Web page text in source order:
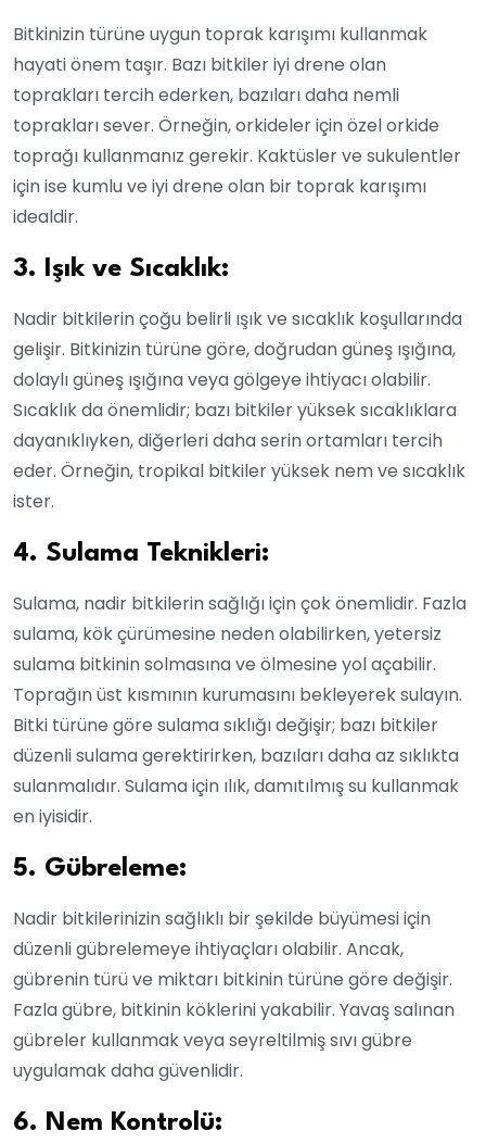
Bitkinizin türüne uygun toprak karışımı kullanmak
hayati önem taşır. Bazı bitkiler iyi drene olan
toprakları tercih ederken, bazıları daha nemli
toprakları sever. Örneğin, orkideler için özel orkide
toprağı kullanmanız gerekir. Kaktüsler ve sukulentler
için ise kumlu ve iyi drene olan bir toprak karışımı
idealdir.
3. Işık ve Sıcaklık:
Nadir bitkilerin çoğu belirli ışık ve sıcaklık koşullarında
gelişir. Bitkinizin türüne göre, doğrudan güneş ışığına,
dolaylı güneş ışığına veya gölgeye ihtiyacı olabilir.
Sıcaklık da önemlidir; bazı bitkiler yüksek sıcaklıklara
dayanıklıyken, diğerleri daha serin ortamları tercih
eder. Örneğin, tropikal bitkiler yüksek nem ve sıcaklık
ister.
4. Sulama Teknikleri:
Sulama, nadir bitkilerin sağlığı için çok önemlidir. Fazla
sulama, kök çürümesine neden olabilirken, yetersiz
sulama bitkinin solmasına ve ölmesine yol açabilir.
Toprağın üst kısmının kurumasını bekleyerek sulayın.
Bitki türüne göre sulama sıklığı değişir; bazı bitkiler
düzenli sulama gerektirirken, bazıları daha az sıklıkta
sulanmalıdır. Sulama için ılık, damıtılmış su kullanmak
en iyisidir.
5. Gübreleme:
Nadir bitkilerinizin sağlıklı bir şekilde büyümesi için
düzenli gübrelemeye ihtiyaçları olabilir. Ancak,
gübrenin türü ve miktarı bitkinin türüne göre değişir.
Fazla gübre, bitkinin köklerini yakabilir. Yavaş salınan
gübreler kullanmak veya seyreltilmiş sıvı gübre
uygulamak daha güvenlidir.
6. Nem Kontrolü: